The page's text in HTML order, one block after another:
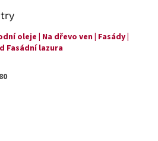
oleje | Na dřevo ven | Fasády |
Fasádní lazura